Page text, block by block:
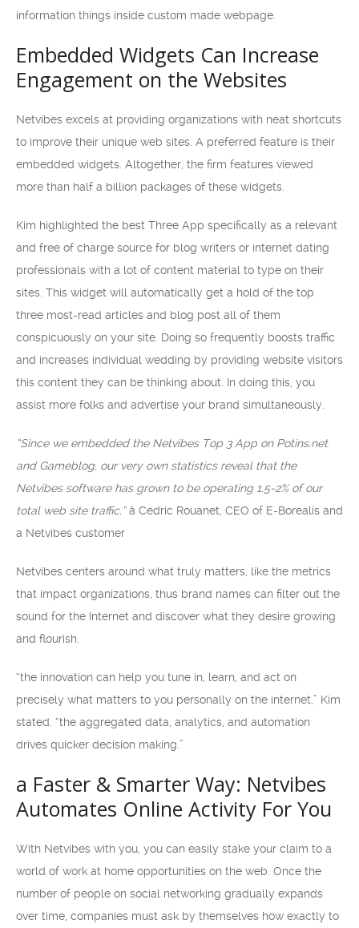
information things inside custom made webpage.
Embedded Widgets Can Increase
Engagement on the Websites
Netvibes excels at providing organizations with neat shortcuts
to improve their unique web sites. A preferred feature is their
embedded widgets. Altogether, the firm features viewed
more than half a billion packages of these widgets.
Kim highlighted the best Three App specifically as a relevant
and free of charge source for blog writers or internet dating
professionals with a lot of content material to type on their
sites. This widget will automatically get a hold of the top
three most-read articles and blog post all of them
conspicuously on your site. Doing so frequently boosts traffic
and increases individual wedding by providing website visitors
this content they can be thinking about. In doing this, you
assist more folks and advertise your brand simultaneously.
“Since we embedded the Netvibes Top 3 App on Potins.net
and Gameblog, our very own statistics reveal that the
Netvibes software has grown to be operating 1.5-2% of our
total web site traffic.”â Cedric Rouanet, CEO of E-Borealis and
a Netvibes customer
Netvibes centers around what truly matters, like the metrics
that impact organizations, thus brand names can filter out the
sound for the Internet and discover what they desire growing
and flourish.
“the innovation can help you tune in, learn, and act on
precisely what matters to you personally on the internet,” Kim
stated. “the aggregated data, analytics, and automation
drives quicker decision making.”
a Faster & Smarter Way: Netvibes
Automates Online Activity For You
With Netvibes with you, you can easily stake your claim to a
world of work at home opportunities on the web. Once the
number of people on social networking gradually expands
over time, companies must ask by themselves how exactly to